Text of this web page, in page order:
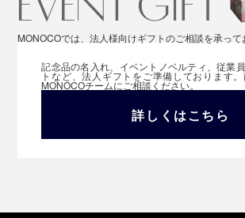
MONOCOでは、法人様向けギフトのご相談を承って
記念品の名入れ、イベントノベルティ、従業
トなど、法人ギフトをご準備しております
MONOCOチームにご相談ください。
詳しくはこちら